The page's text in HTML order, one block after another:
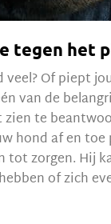
tegen het
Of piept
van de
te
hond af en
tot zorgen. Hij
of zich